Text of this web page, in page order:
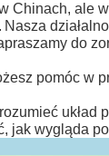
Chinach, ale
Nasza
do
pomóc w
układ
jak wygląda